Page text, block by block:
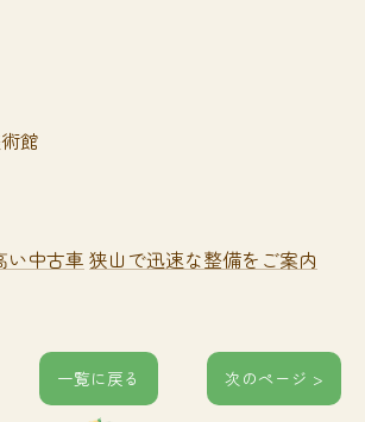
館
い中古車 狭山で迅速な整備をご案内
一覧に戻る 次のページ >